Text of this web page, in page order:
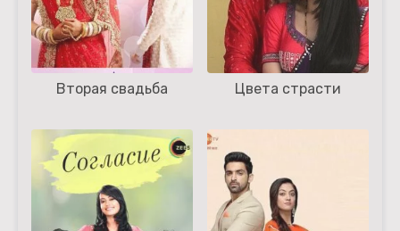
Вторая свадьба Цвета страсти